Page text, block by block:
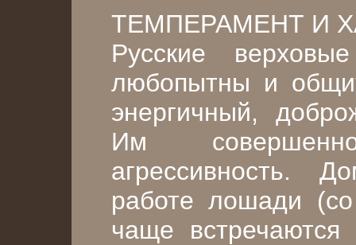
ТЕМПЕРАМЕНТ И
Русские
любопытны и
энергичный,
Им
агрессивность.
работе лошади
чаще